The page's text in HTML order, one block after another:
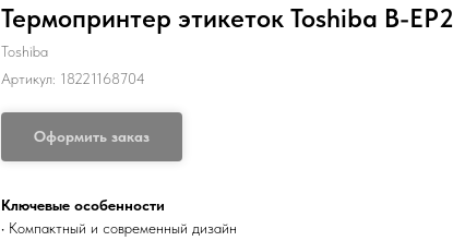
Термопринтер этикеток Toshiba B-EP2
Toshiba
Артикул: 18221168704
Оформить заказ
Ключевые особенности
• Компактный и современный дизайн